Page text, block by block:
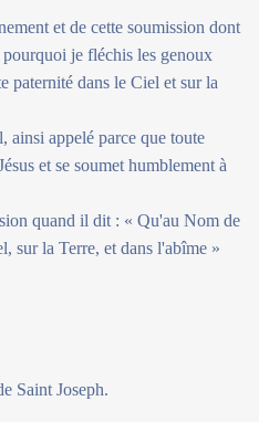
et de cette soumission dont
je fléchis les genoux
paternité dans le Ciel et sur la
ainsi appelé parce que toute
et se soumet humblement à
quand il dit : « Qu'au Nom de
sur la Terre, et dans l'abîme »
Saint Joseph.